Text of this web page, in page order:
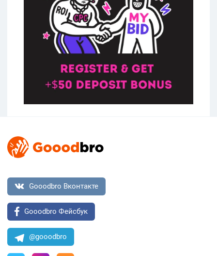
Gooodbro Вконтакте
Gooodbro Фейсбук
@gooodbro